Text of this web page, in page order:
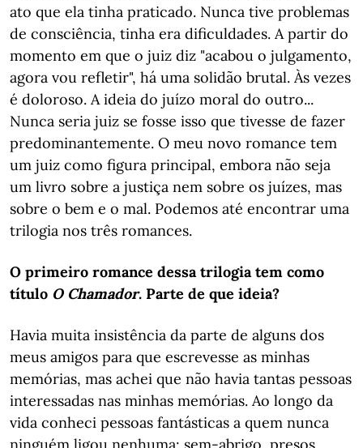
ato que ela tinha praticado. Nunca tive problemas
de consciência, tinha era dificuldades. A partir do
momento em que o juiz diz "acabou o julgamento,
agora vou refletir", há uma solidão brutal. Às vezes
é doloroso. A ideia do juízo moral do outro...
Nunca seria juiz se fosse isso que tivesse de fazer
predominantemente. O meu novo romance tem
um juiz como figura principal, embora não seja
um livro sobre a justiça nem sobre os juízes, mas
sobre o bem e o mal. Podemos até encontrar uma
trilogia nos três romances.
O primeiro romance dessa trilogia tem como
título O Chamador. Parte de que ideia?
Havia muita insistência da parte de alguns dos
meus amigos para que escrevesse as minhas
memórias, mas achei que não havia tantas pessoas
interessadas nas minhas memórias. Ao longo da
vida conheci pessoas fantásticas a quem nunca